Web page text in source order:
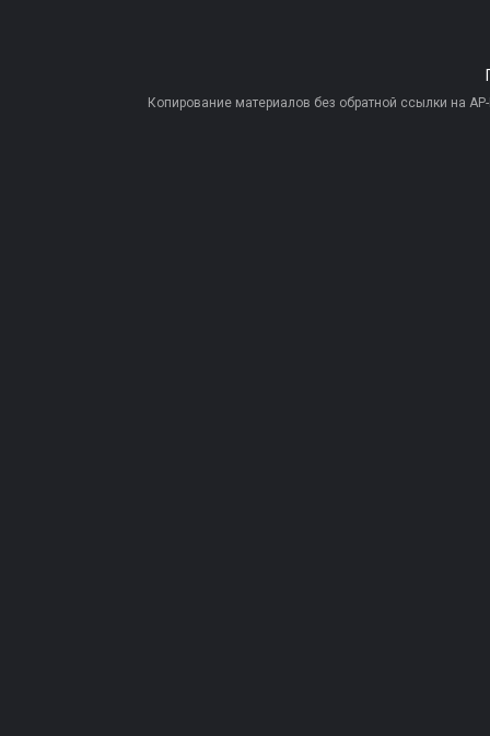
Копирование материалов без обратной ссылки на